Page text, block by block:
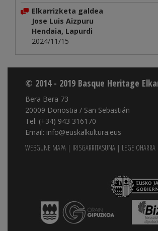
Elkarrizketa galdea
Jose Luis Aizpuru
Hendaia, Lapurdi
2024/11/15
© 2014 - 2019 Basque Heritage
Bera Bera 73
20009 Donostia / San Sebastián
Tel: (+34) 943 316170
Email: info@euskalkultura.eus
WEBGUNE MAPA | IRISGARRITASUNA | LEGE OHARRA